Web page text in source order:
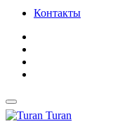
Контакты
Turan